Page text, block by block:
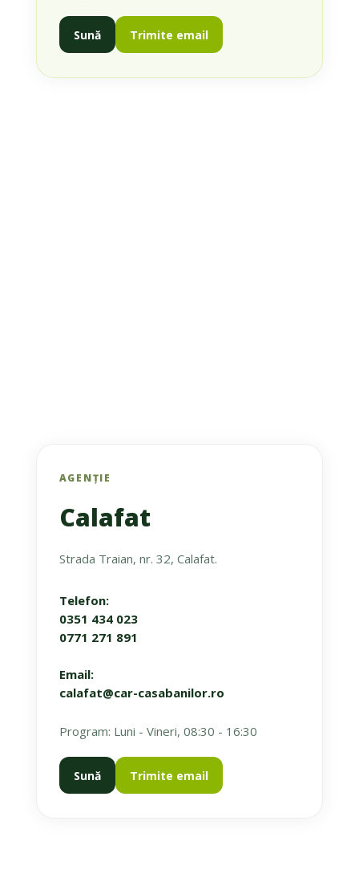
Sună Trimite email
AGENȚIE
Calafat
Strada Traian, nr. 32, Calafat.
Telefon:
0351 434 023
0771 271 891
Email:
calafat@car-casabanilor.ro
Program: Luni - Vineri, 08:30 - 16:30
Sună Trimite email